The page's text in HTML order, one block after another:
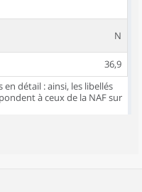
N
36,9
détail : ainsi, les libellés
à ceux de la NAF sur